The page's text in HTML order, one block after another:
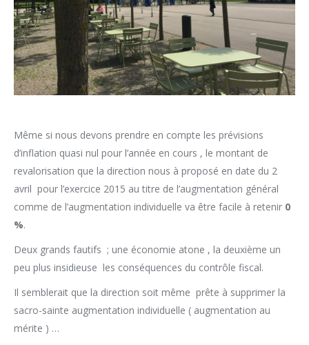
Même si nous devons prendre en compte les prévisions
d’inflation quasi nul pour l’année en cours , le montant de
revalorisation que la direction nous à proposé en date du 2
avril pour l’exercice 2015 au titre de l’augmentation général
comme de l’augmentation individuelle va être facile à retenir 0
%.
Deux grands fautifs ; une économie atone , la deuxième un
peu plus insidieuse les conséquences du contrôle fiscal.
Il semblerait que la direction soit même prête à supprimer la
sacro-sainte augmentation individuelle ( augmentation au
mérite ) …